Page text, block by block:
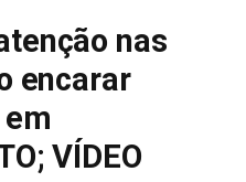
nas
encarar
VÍDEO